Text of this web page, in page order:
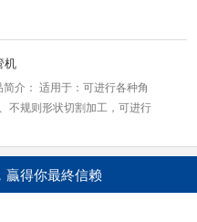
介： 适用于：可进行各种角
不规则形状切割加工，可进行
割机
贏得你最終信赖